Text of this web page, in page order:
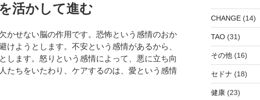
活かして進む
かせない脳の作用です。恐怖という感情のおか
けようとします。不安という感情があるから、
します。怒りという感情によって、悪に立ち向
たちをいたわり、ケアするのは、愛という感情
CHANGE(14)
TAO(31)
その他(16)
セドナ (18)
健康(23)